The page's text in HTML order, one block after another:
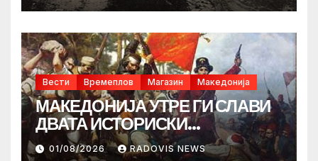
Вести Времеплов Магазин Македонија
МАКЕДОНИЈА УТРЕ ГИ СЛАВИ
ДВАТА ИСТОРИСКИ
ИЛИНДЕНА!
01/08/2026 RADOVIS NEWS